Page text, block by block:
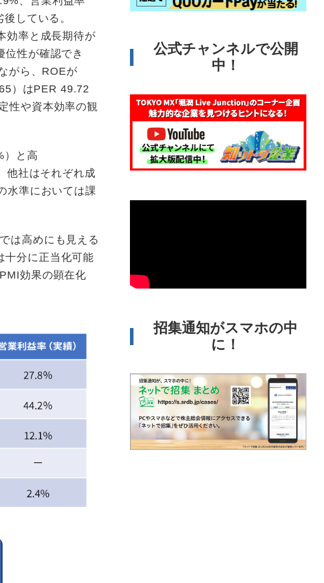
している。
効率と成長期待が
性が確認でき
がら、ROEが
）はPER 49.72
性や資本効率の観
）と高
他社はそれぞれ成
水準においては課
は高めにも見える
十分に正当化可能
効果の顕在化
公式チャンネルで公開
中！
招集通知がスマホの中
に！